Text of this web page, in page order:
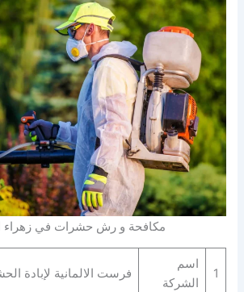
مكافحة و رش حشرات في زهراء
1
اسم
الشركة
فرست الالمانية لإبادة